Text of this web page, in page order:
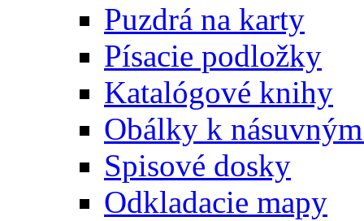
Puzdrá na karty
Písacie podložky
Katalógové knihy
Obálky k
Spisové dosky
Odkladacie mapy